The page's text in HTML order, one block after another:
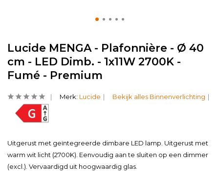
Lucide MENGA - Plafonnière - Ø 40
cm - LED Dimb. - 1x11W 2700K -
Fumé - Premium
Merk: Lucide Bekijk alles Binnenverlichting
Uitgerust met geïntegreerde dimbare LED lamp. Uitgerust met
warm wit licht (2700K). Eenvoudig aan te sluiten op een dimmer
(excl.). Vervaardigd uit hoogwaardig glas.